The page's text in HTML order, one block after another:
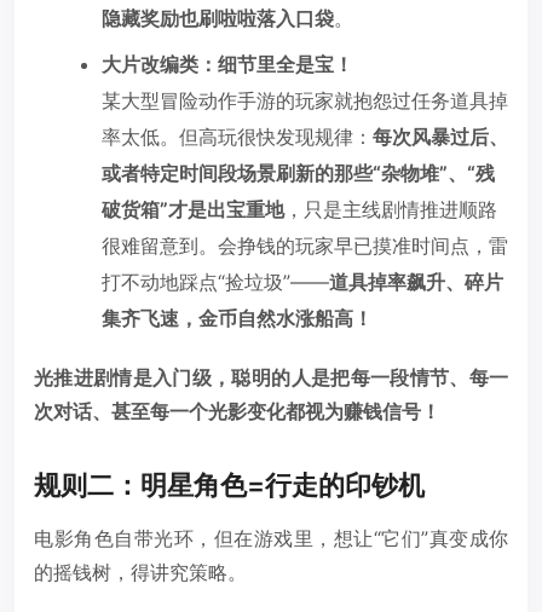
隐藏奖励也刷啦啦落入口袋。
大片改编类：细节里全是宝！
某大型冒险动作手游的玩家就抱怨过任务道具掉
率太低。但高玩很快发现规律： 每次风暴过后、
或者特定时间段场景刷新的那些“杂物堆”、“残
破货箱”才是出宝重地，只是主线剧情推进顺路
很难留意到。会挣钱的玩家早已摸准时间点，雷
打不动地踩点“捡垃圾”——道具掉率飙升、碎片
集齐飞速，金币自然水涨船高！
光推进剧情是入门级，聪明的人是把每一段情节、每一
次对话、甚至每一个光影变化都视为赚钱信号！
规则二：明星角色=行走的印钞机
电影角色自带光环，但在游戏里，想让“它们”真变成你
的摇钱树，得讲究策略。